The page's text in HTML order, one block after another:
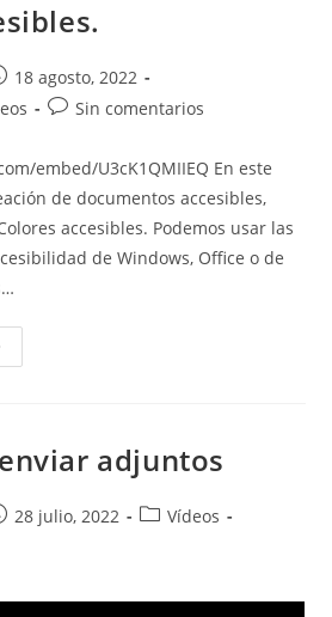
18 agosto, 2022
Comentarios
entrada:
Sin comentarios
embed/U3cK1QMIIEQ En este
de documentos accesibles,
accesibles. Podemos usar las
de Windows, Office o de
adjuntos
28 julio, 2022
Categoría
Vídeos